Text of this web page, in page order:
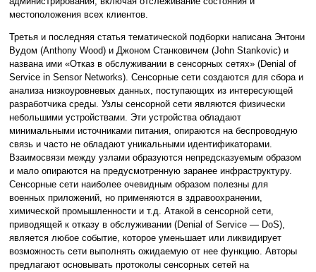
местоположения всех клиентов.
Третья и последняя статья тематической подборки написана Энтони
Вудом (Anthony Wood) и Джоном Станковичем (John Stankovic) и
названа ими «Отказ в обслуживании в сенсорных сетях» (Denial of
Service in Sensor Networks). Сенсорные сети создаются для сбора и
анализа низкоуровневых данных, поступающих из интересующей
разработчика среды. Узлы сенсорной сети являются физически
небольшими устройствами. Эти устройства обладают
минимальными источниками питания, опираются на беспроводную
связь и часто не обладают уникальными идентификаторами.
Взаимосвязи между узлами образуются непредсказуемым образом
и мало опираются на предусмотренную заранее инфраструктуру.
Сенсорные сети наиболее очевидным образом полезны для
военных приложений, но применяются в здравоохранении,
химической промышленности и т.д. Атакой в сенсорной сети,
приводящей к отказу в обслуживании (Denial of Service — DoS),
является любое событие, которое уменьшает или ликвидирует
возможность сети выполнять ожидаемую от нее функцию. Авторы
предлагают основывать протоколы сенсорных сетей на